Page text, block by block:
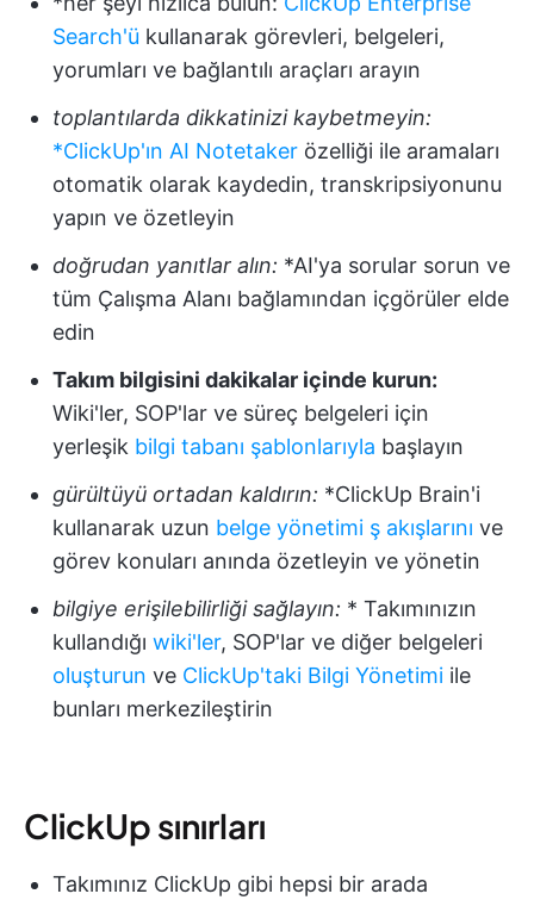
Search'ü kullanarak görevleri, belgeleri,
yorumları ve bağlantılı araçları arayın
toplantılarda dikkatinizi kaybetmeyin:
*ClickUp'ın AI Notetaker özelliği ile aramaları
otomatik olarak kaydedin, transkripsiyonunu
yapın ve özetleyin
doğrudan yanıtlar alın: *AI'ya sorular sorun ve
tüm Çalışma Alanı bağlamından içgörüler elde
edin
Takım bilgisini dakikalar içinde kurun:
Wiki'ler, SOP'lar ve süreç belgeleri için
yerleşik bilgi tabanı şablonlarıyla başlayın
gürültüyü ortadan kaldırın: *ClickUp Brain'i
kullanarak uzun belge yönetimi ş akışlarını ve
görev konuları anında özetleyin ve yönetin
bilgiye erişilebilirliği sağlayın: * Takımınızın
kullandığı wiki'ler, SOP'lar ve diğer belgeleri
oluşturun ve ClickUp'taki Bilgi Yönetimi ile
bunları merkezileştirin
ClickUp sınırları
Takımınız ClickUp gibi hepsi bir arada